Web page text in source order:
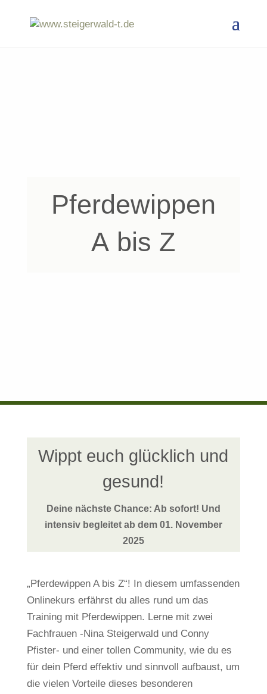
Pferdewippen
A bis Z
Wippt euch glücklich und
gesund!
Deine nächste Chance: Ab sofort! Und
intensiv begleitet ab dem 01. November
2025
„Pferdewippen A bis Z“! In diesem umfassenden
Onlinekurs erfährst du alles rund um das
Training mit Pferdewippen. Lerne mit zwei
Fachfrauen -Nina Steigerwald und Conny
Pfister- und einer tollen Community, wie du es
für dein Pferd effektiv und sinnvoll aufbaust, um
die vielen Vorteile dieses besonderen